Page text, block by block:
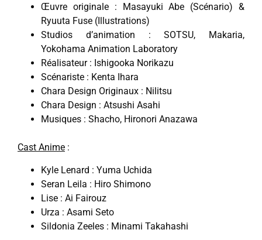
Œuvre originale : Masayuki Abe (Scénario) &
Ryuuta Fuse (Illustrations)
Studios d’animation : SOTSU, Makaria,
Yokohama Animation Laboratory
Réalisateur : Ishigooka Norikazu
Scénariste : Kenta Ihara
Chara Design Originaux : Nilitsu
Chara Design : Atsushi Asahi
Musiques : Shacho, Hironori Anazawa
Cast Anime :
Kyle Lenard : Yuma Uchida
Seran Leila : Hiro Shimono
Lise : Ai Fairouz
Urza : Asami Seto
Sildonia Zeeles : Minami Takahashi